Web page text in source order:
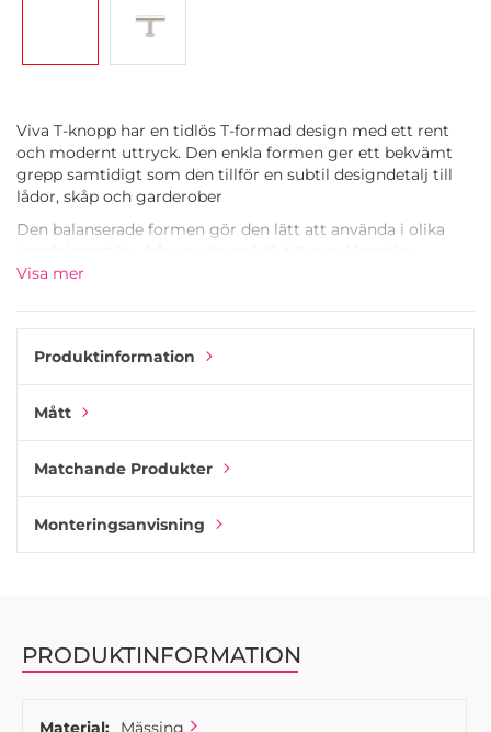
Viva T-knopp har en tidlös T-formad design med ett rent
och modernt uttryck. Den enkla formen ger ett bekvämt
grepp samtidigt som den tillför en subtil designdetalj till
lådor, skåp och garderober
Den balanserade formen gör den lätt att använda i olika
utrymmen. Använd den för sig själv eller kombinera den
Vredet finns i olika ytbehandlingar, vilket gör det enkelt att
applikationer och erbjuder en mångsidig lösning för både
Visa mer
Produktinformation
Mått
Matchande Produkter
Monteringsanvisning
PRODUKTINFORMATION
Material: Mässing